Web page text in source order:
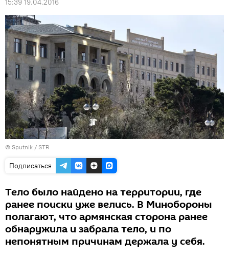
15:39 19.04.2016
© Sputnik / STR
Подписаться
Тело было найдено на территории, где
ранее поиски уже велись. В Минобороны
полагают, что армянская сторона ранее
обнаружила и забрала тело, и по
непонятным причинам держала у себя.